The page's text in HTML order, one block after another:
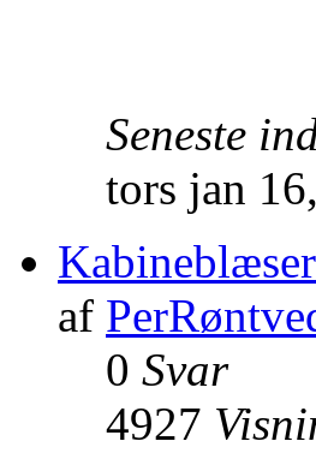
Seneste
tors jan
af
0 Svar
4927